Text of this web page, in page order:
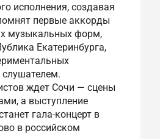
исполнения, создавая
первые аккорды
музыкальных форм,
Екатеринбурга,
ждет Сочи — сцены
а выступление
гала-концерт в
в российском